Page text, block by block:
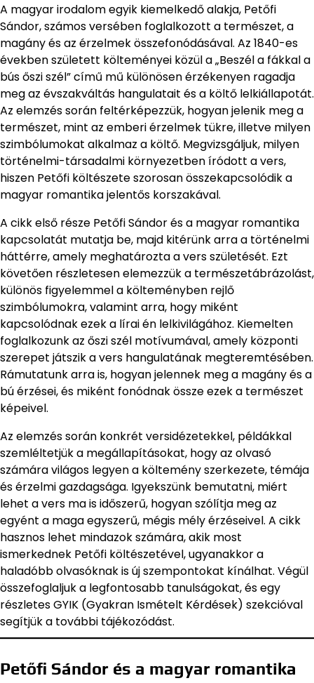
A magyar irodalom egyik kiemelkedő alakja, Petőfi
Sándor, számos versében foglalkozott a természet, a
magány és az érzelmek összefonódásával. Az 1840-es
években született költeményei közül a „Beszél a fákkal a
bús őszi szél” című mű különösen érzékenyen ragadja
meg az évszakváltás hangulatait és a költő lelkiállapotát.
Az elemzés során feltérképezzük, hogyan jelenik meg a
természet, mint az emberi érzelmek tükre, illetve milyen
szimbólumokat alkalmaz a költő. Megvizsgáljuk, milyen
történelmi-társadalmi környezetben íródott a vers,
hiszen Petőfi költészete szorosan összekapcsolódik a
magyar romantika jelentős korszakával.
A cikk első része Petőfi Sándor és a magyar romantika
kapcsolatát mutatja be, majd kitérünk arra a történelmi
háttérre, amely meghatározta a vers születését. Ezt
követően részletesen elemezzük a természetábrázolást,
különös figyelemmel a költeményben rejlő
szimbólumokra, valamint arra, hogy miként
kapcsolódnak ezek a lírai én lelkivilágához. Kiemelten
foglalkozunk az őszi szél motívumával, amely központi
szerepet játszik a vers hangulatának megteremtésében.
Rámutatunk arra is, hogyan jelennek meg a magány és a
bú érzései, és miként fonódnak össze ezek a természet
képeivel.
Az elemzés során konkrét versidézetekkel, példákkal
szemléltetjük a megállapításokat, hogy az olvasó
számára világos legyen a költemény szerkezete, témája
és érzelmi gazdagsága. Igyekszünk bemutatni, miért
lehet a vers ma is időszerű, hogyan szólítja meg az
egyént a maga egyszerű, mégis mély érzéseivel. A cikk
hasznos lehet mindazok számára, akik most
ismerkednek Petőfi költészetével, ugyanakkor a
haladóbb olvasóknak is új szempontokat kínálhat. Végül
összefoglaljuk a legfontosabb tanulságokat, és egy
részletes GYIK (Gyakran Ismételt Kérdések) szekcióval
segítjük a további tájékozódást.
Petőfi Sándor és a magyar romantika